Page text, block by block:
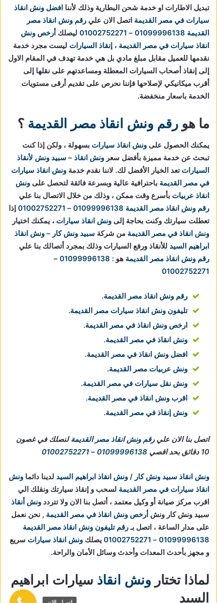
تبديل الاطارات او خدمة شحن البطارية وذلك لأننا افضل ونش انقاذ
سيارات في مصر القديمة اتصل الان علي رقم ونش انقاذ مصر
القديمة 01099996138
–
01002752271 ليصلك أرخص ونش
انقاذ سيارات في مصر القديمة ، إنقاذ السيارات ليست مجرد خدمة
نقدمها للعميل مقابل مبلغ مادي بل هي خدمة تهدف في المقام الاول
إلى إنقاذ أصحاب السيارات المعطلة ومساعدتهم على نقلها إلى
أقرب ميكانيكي لإصلاحها فإننا نحرص على تقديم أرقى مستويات
الخدمة باسعار منخفضة.
ما هو رقم ونش انقاذ مصر القديمة ؟
يمكنك الحصول على ونش انقاذ سيارات بسهولة ، ولكن إذا كنت
تبحث عن خدمة مميزة بأفضل سعر ونش انقاذ – سبيد ونش لأنقاذ
السيارات تعد الخيار الأفضل لك. لاننا نقدم خدمة ونش انقاذ سيارات
في مصر القديمة باحترافية عالية وبسرعة فائقة لتحصل على ونش
انقاذ عربيات بأسرع وقت ممكن ، وذلك من خلال الاتصال بنا علي
رقم ونش انقاذ مصر القديمة 01099996138
–
01002752271 إذا
تعطلت سيارتك وكنت بحاجة إلى ونش انقاذ سيارات ، يمكنك اختيار
ونش انقاذ في مصر القديمة من شركة سبيد ونش كار – ونش انقاذ
ابراهيم السيد للأنقاذ ورفع السيارات وذلك بمجرد أتصالك بنا علي
رقم ونش انقاذ مصر القديمة هو : 01099996138
–
01002752271
رقم ونش انقاذ مصر القديمة.
تليفون ونش انقاذ سيارات مصر القديمة.
ارخص ونش انقاذ في مصر القديمة.
ونش انقاذ في مصر القديمة.
افضل ونش انقاذ في مصر القديمة.
ونش عربيات مصر القديمة.
ونش نقل سيارات في مصر القديمة.
اقرب ونش انقاذ في مصر القديمة.
ونش إنقاذ في مصر القديمة.
اتصل بنا الان عليرقم ونش انقاذ مصر القديمةلنصلك في غصون
10 دقائق بحد اقصي
01099996138
–
01002752271
ونش انقاذ سبيد ونش كار / ونش انقاذ ابراهيم السيد لدينا دائما ونش
انقاذ سيارات في مصر القديمة لسحب و إنقاذ سيارتك ونقلك الي
اقرب مركز صيانة أو وكيل معتمد ، أتصل بنا الان ولا تتردد ونش أنقاذ
سبيد ونش كار ونش أرخص ونش انقاذ في مصر القديمة , نحن نعمل
على مدار الساعة ، اتصل بـرقم تليفون ونش انقاذ مصر القديمة
01099996138
–
01002752271 يصلك ونش انقاذ سيارات سريع
و مجهز بأحدث المعدات وأحدث وسائل الأمان والراحة.
لماذا تختار ونش انقاذ سيارات ابراهيم
السيد